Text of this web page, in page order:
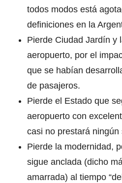
todos modos está
definiciones en la
Pierde Ciudad Jardín y
aeropuerto, por el
que se habían
de pasajeros.
Pierde el Estado que
aeropuerto con
casi no prestará
Pierde la modernidad,
sigue anclada (dicho
amarrada) al tiempo